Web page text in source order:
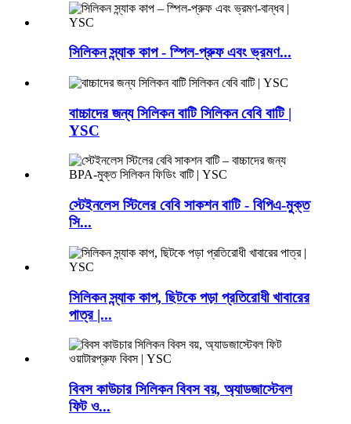
সিলিকন স্ন্যাক কাপ - স্পিল-প্রুফ এবং ভ্রমণ...
বাচ্চাদের জন্য সিলিকন বাটি সিলিকন বেবি বাটি |
YSC
স্টেইনলেস স্টিলের বেবি সাকশন বাটি - বিপিএ-মুক্ত
সি...
সিলিকন স্ন্যাক কাপ, ছিটকে পড়া প্রতিরোধী খাবারের
পাত্র |...
বিবস কাউচার সিলিকন বিবস বয়, অ্যাডজাস্টেবল
ফিট ও...